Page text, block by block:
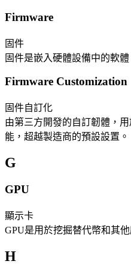
Firmware
固件
固件是嵌入硬體設備中的軟
Firmware Customization
固件自訂化
由第三方開發的自訂韌體，
能，超越製造商的預設設置。
G
GPU
顯示卡
GPU是用於挖掘替代幣和其
H